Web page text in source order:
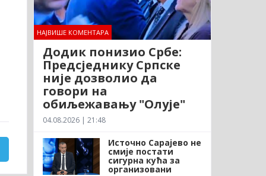
НАЈВИШЕ КОМЕНТАРА
Додик понизио Србе:
Предсједнику Српске
није дозволио да
говори на
обиљежавању "Олује"
04.08.2026 | 21:48
Источно Сарајево не
смије постати
сигурна кућа за
организовани